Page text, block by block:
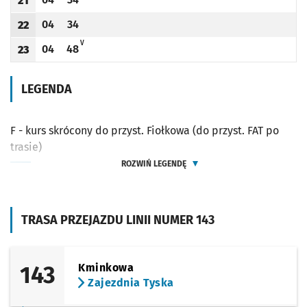
TRASA PRZEJAZDU LINII NUMER 143
143
Kminkowa
Zajezdnia Tyska
Godzina odjazdu
Odjazd
minut po godzinie 21
Odjazd
minut po godzinie 21
Godzina odjazdu
22
Odjazd
04
minut po godzinie 22
Odjazd
34
minut po godzinie 22
Godzina odjazdu
23
Odjazd
04
minut po godzinie 23
Odjazd
48
minut po godzinie 23
VV - ZJAZD DO ZAJEZDNI PRZY UL. TYSKIEJ (DO PRZYST. ARMII KRAJOWEJ
LEGENDA
F - kurs skrócony do przyst. Fiołkowa (do przyst. FAT po
trasie)
ROZWIŃ LEGENDĘ